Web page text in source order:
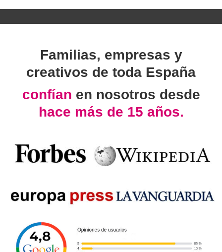
Familias, empresas y
creativos de toda España
confían en nosotros desde
hace más de 15 años.